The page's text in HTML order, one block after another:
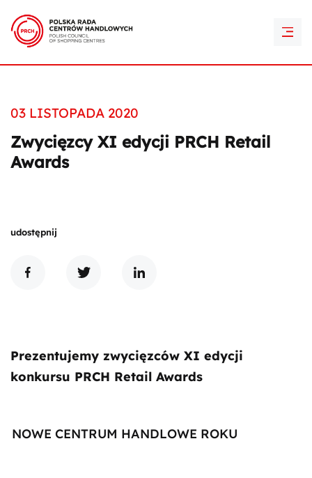
03 LISTOPADA 2020
Zwycięzcy XI edycji PRCH Retail
Awards
udostępnij
Prezentujemy zwycięzców XI edycji
konkursu PRCH Retail Awards
NOWE CENTRUM HANDLOWE ROKU